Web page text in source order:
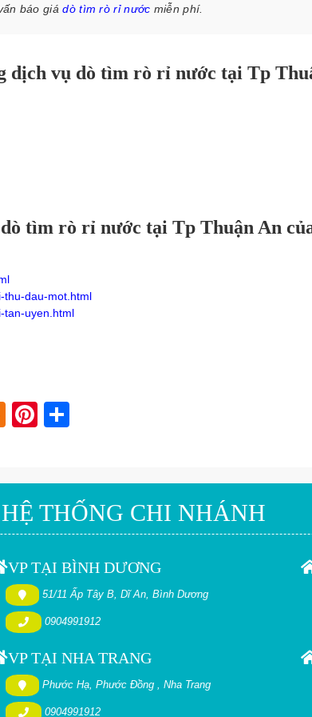
báo giádò tìm rò rỉ nước miễn phí.
dịch vụ dò tìm rò rỉ nước tại Tp
tìm rò rỉ nước tại Tp Thuận An
thu-dau-mot.html
tan-uyen.html
Odnoklassniki
Pinterest
HỆ THỐNG CHI NHÁNH
VP TẠI BÌNH DƯƠNG
51/11 Ấp Tây B, Dĩ An, Bình Dương
0904991912
VP TẠI NHA TRANG
Phước Hạ, Phước Đồng , Nha Trang
0904991912